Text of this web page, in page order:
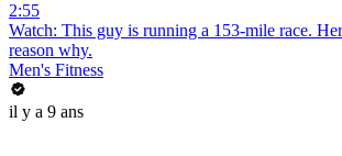
2:55
Watch: This guy is running a 153-mile race.
reason why.
Men's Fitness
il y a 9 ans